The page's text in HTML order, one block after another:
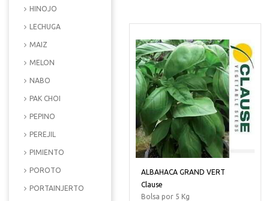
HINOJO
LECHUGA
MAIZ
MELON
NABO
PAK CHOI
PEPINO
PEREJIL
PIMIENTO
POROTO
PORTAINJERTO
ALBAHACA GRAND VERT
Clause
Bolsa por 5 Kg